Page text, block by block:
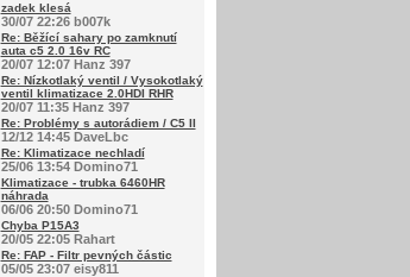
zadek klesá
30/07 22:26 b007k
Re: Běžící sahary po zamknutí
auta c5 2.0 16v RC
20/07 12:07 Hanz 397
Re: Nízkotlaký ventil / Vysokotlaký
ventil klimatizace 2.0HDI RHR
20/07 11:35 Hanz 397
Re: Problémy s autorádiem / C5 II
12/12 14:45 DaveLbc
Re: Klimatizace nechladí
25/06 13:54 Domino71
Klimatizace - trubka 6460HR
náhrada
06/06 20:50 Domino71
Chyba P15A3
20/05 22:05 Rahart
Re: FAP - Filtr pevných částic
05/05 23:07 eisy811